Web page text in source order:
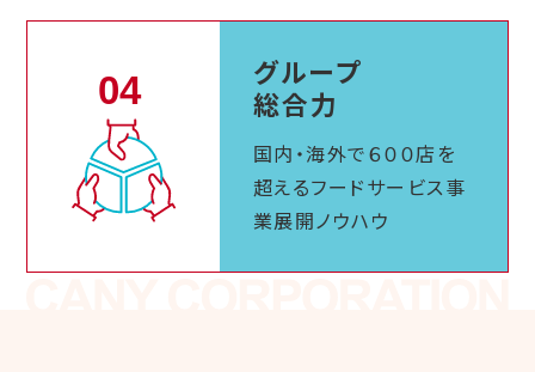
グループ
総合力
国内・海外で６００店を
超えるフードサービス事
業展開ノウハウ